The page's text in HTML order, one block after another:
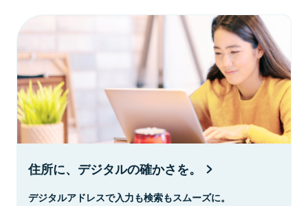
住所に、デジタルの確かさを。
デジタルアドレスで入力も検索もスムーズに。